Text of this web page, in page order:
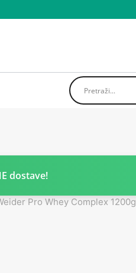
dostave!
Pro Whey Complex 1200g